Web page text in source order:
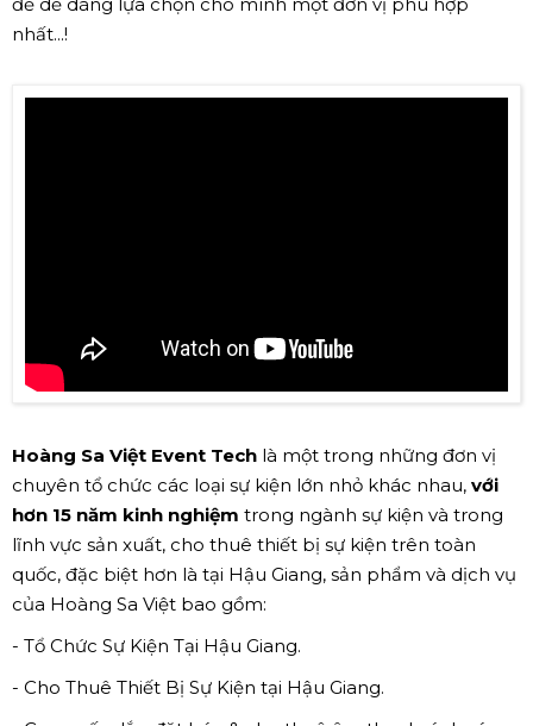
nhất...!
Hoàng Sa Việt Event Tech là một trong những đơn vị
chuyên tổ chức các loại sự kiện lớn nhỏ khác nhau, với
hơn 15 năm kinh nghiệm trong ngành sự kiện và trong
lĩnh vực sản xuất, cho thuê thiết bị sự kiện trên toàn
quốc, đặc biệt hơn là tại Hậu Giang, sản phẩm và dịch vụ
của Hoàng Sa Việt bao gồm:
- Tổ Chức Sự Kiện Tại Hậu Giang.
- Cho Thuê Thiết Bị Sự Kiện tại Hậu Giang.